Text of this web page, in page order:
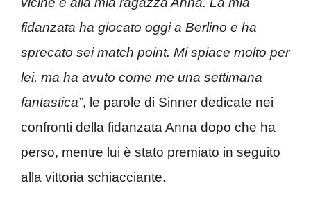
fidanzata ha giocato oggi a Berlino e ha
sprecato sei match point. Mi spiace molto per
lei, ma ha avuto come me una settimana
fantastica”, le parole di Sinner dedicate nei
confronti della fidanzata Anna dopo che ha
perso, mentre lui è stato premiato in seguito
alla vittoria schiacciante.